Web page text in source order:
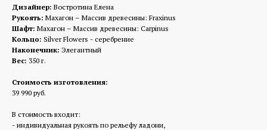
Дизайнер: Востротина Елена
Рукоять: Махагон – Массив древесины: Fraxinus
Шафт: Махагон – Массив древесины: Carpinus
Кольцо: Silver Flowers - серебрение
Наконечник: Элегантный
Вес: 350 г.
Стоимость изготовления:
39 990 руб.
В стоимость входит:
- индивидуальная рукоять по рельефу ладони,